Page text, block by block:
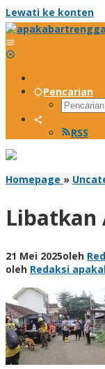
Lewati ke konten
Pencarian
RSS
Homepage »
Libatkan
21 Mei 2025oleh
oleh Redaksi